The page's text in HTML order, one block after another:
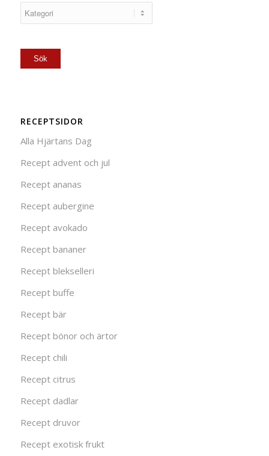
RECEPTSIDOR
Alla Hjärtans Dag
Recept advent och jul
Recept ananas
Recept aubergine
Recept avokado
Recept bananer
Recept blekselleri
Recept buffe
Recept bär
Recept bönor och ärtor
Recept chili
Recept citrus
Recept dadlar
Recept druvor
Recept exotisk frukt